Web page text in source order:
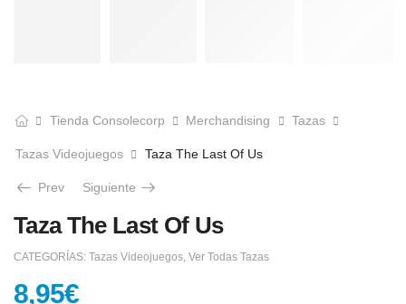
Tienda Consolecorp Merchandising Tazas
Tazas Videojuegos Taza The Last Of Us
Prev Siguiente
Taza The Last Of Us
CATEGORÍAS: Tazas Videojuegos, Ver Todas Tazas
8,95€